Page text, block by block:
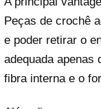
Peças de crochê
e poder retirar o
adequada apenas
fibra interna e o